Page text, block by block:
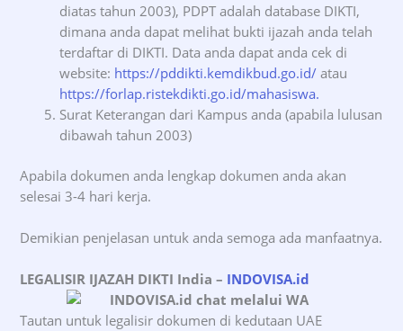
diatas tahun 2003), PDPT adalah database DIKTI,
dimana anda dapat melihat bukti ijazah anda telah
terdaftar di DIKTI. Data anda dapat anda cek di
website: https://pddikti.kemdikbud.go.id/ atau
https://forlap.ristekdikti.go.id/mahasiswa.
Surat Keterangan dari Kampus anda (apabila lulusan
dibawah tahun 2003)
Apabila dokumen anda lengkap dokumen anda akan
selesai 3-4 hari kerja.
Demikian penjelasan untuk anda semoga ada manfaatnya.
LEGALISIR IJAZAH DIKTI India– INDOVISA.id
Tautan untuk legalisir dokumen di kedutaan UAE